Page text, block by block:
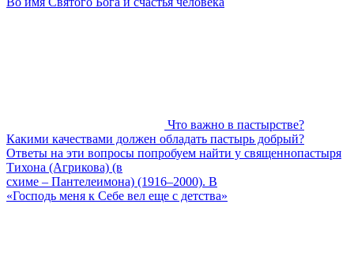
Что важно в пастырстве?
Какими качествами должен обладать пастырь добрый?
Ответы на эти вопросы попробуем найти у священнопастыря
Тихона (Агрикова) (в
схиме – Пантелеимона) (1916–2000). В
«Господь меня к Себе вел еще с детства»